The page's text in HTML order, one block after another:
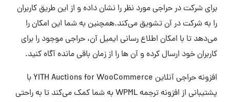
برای شرکت در حراجی مورد نظر را نشان داده و از این طریق کاربران
را به شرکت در آن تشویق می‌کند.همچنین به شما این امکان را
می‌دهد تا با امکان اطلاع رسانی ایمیل آن، حراجی موجود را برای
کاربران خود ارسال کرده و آن ها را از زمان باقی مانده آگاه کنید.
افزونه حراجی آنلاین YITH Auctions for WooCommerce با
پشتیبانی از افزونه ترجمه WPML به شما کمک می‌کند تا به راحتی